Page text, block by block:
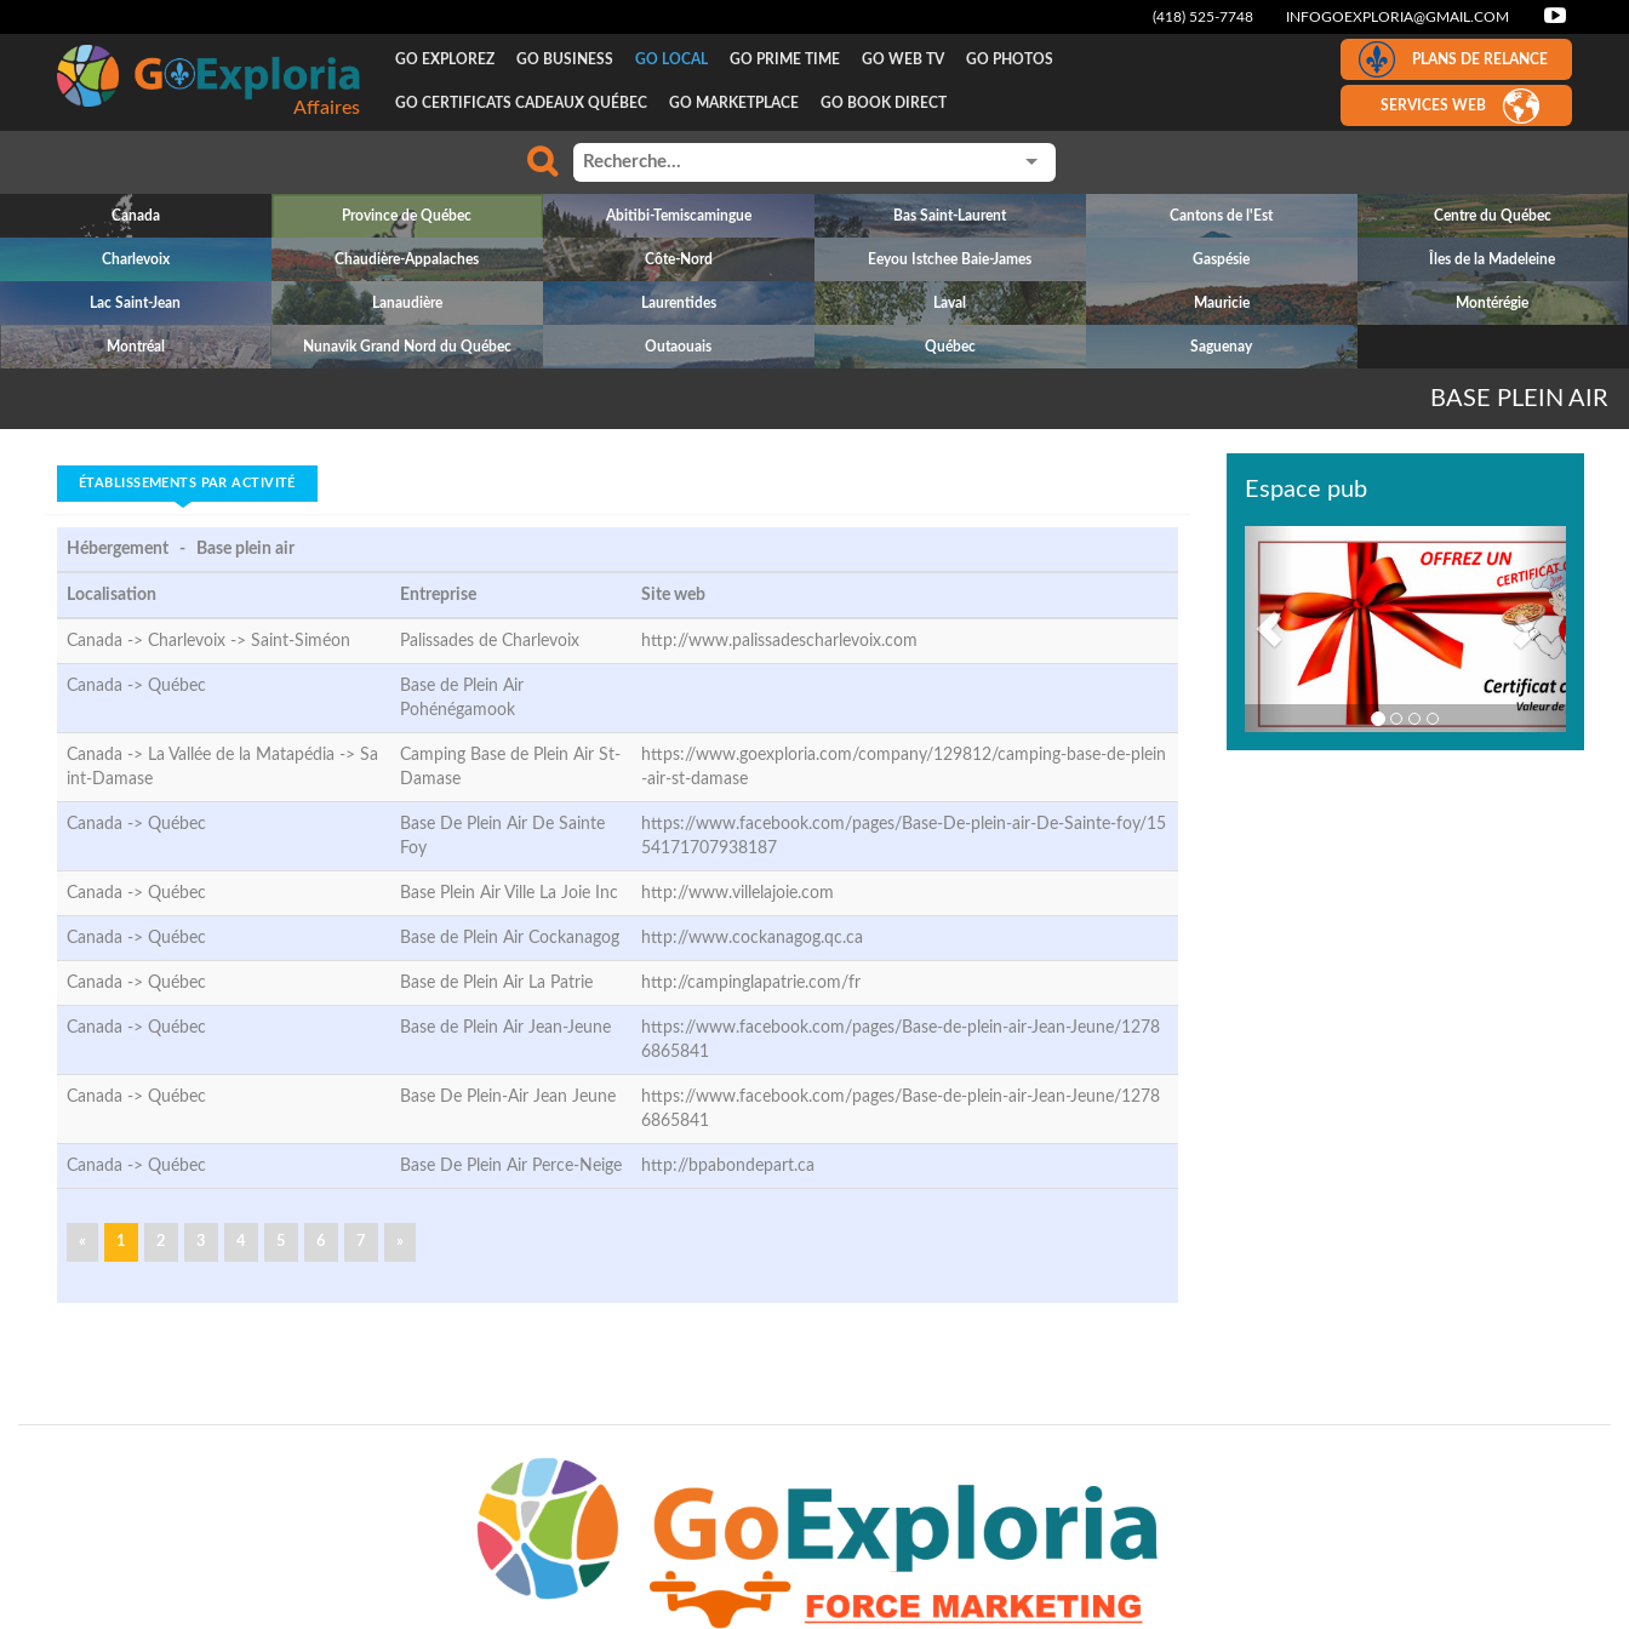
(418) 525-7748 INFOGOEXPLORIA@GMAIL.COM
Affaires
GO EXPLOREZ GO BUSINESS GO LOCAL GO PRIME TIME GO WEB TV GO PHOTOS
GO CERTIFICATS CADEAUX QUÉBEC GO MARKETPLACE GO BOOK DIRECT
PLANS DE RELANCE
SERVICES WEB
Canada Province de Québec Abitibi-Temiscamingue Bas Saint-Laurent Cantons de l'Est Centre du Québec
Charlevoix Chaudière-Appalaches Côte-Nord Eeyou Istchee Baie-James Gaspésie Îles de la Madeleine
Lac Saint-Jean Lanaudière Laurentides Laval Mauricie Montérégie
Montréal Nunavik Grand Nord du Québec Outaouais Québec Saguenay
BASE PLEIN AIR
ÉTABLISSEMENTS PAR ACTIVITÉ
Hébergement - Base plein air
Localisation Entreprise Site web
Canada -> Charlevoix -> Saint-Siméon Palissades de Charlevoix http://www.palissadescharlevoix.com
Canada -> Québec
Base de Plein Air
Pohénégamook
Canada -> La Vallée de la Matapédia -> Sa
int-Damase
Camping Base de Plein Air St-
Damase
https://www.goexploria.com/company/129812/camping-base-de-plein
-air-st-damase
Canada -> Québec
Base De Plein Air De Sainte
Foy
https://www.facebook.com/pages/Base-De-plein-air-De-Sainte-foy/15
54171707938187
Canada -> Québec Base Plein Air Ville La Joie Inc http://www.villelajoie.com
Canada -> Québec Base de Plein Air Cockanagog http://www.cockanagog.qc.ca
Canada -> Québec Base de Plein Air La Patrie http://campinglapatrie.com/fr
Canada -> Québec Base de Plein Air Jean-Jeune
https://www.facebook.com/pages/Base-de-plein-air-Jean-Jeune/1278
6865841
Canada -> Québec Base De Plein-Air Jean Jeune
https://www.facebook.com/pages/Base-de-plein-air-Jean-Jeune/1278
6865841
Canada -> Québec Base De Plein Air Perce-Neige http://bpabondepart.ca
« 1 2 3 4 5 6 7 »
Espace pub
Previous
Next